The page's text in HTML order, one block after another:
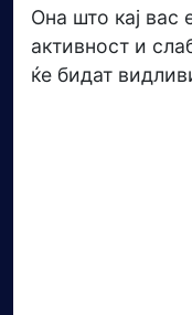
Она што кај вас
активност и
ќе бидат